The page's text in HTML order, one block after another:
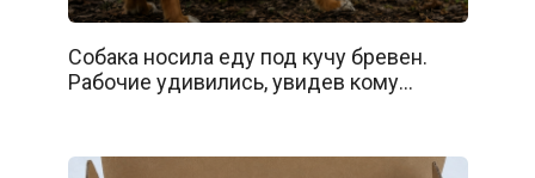
Собака носила еду под кучу бревен.
Рабочие удивились, увидев кому…